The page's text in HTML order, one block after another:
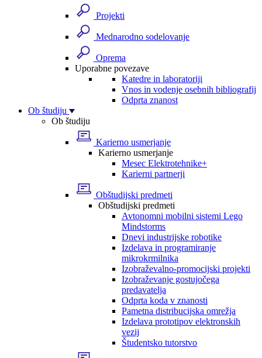
Projekti
Mednarodno sodelovanje
Oprema
Uporabne povezave
Katedre in laboratoriji
Vnos in vodenje osebnih bibliografij
Odprta znanost
Ob študiju
Ob študiju
Karierno usmerjanje
Karierno usmerjanje
Mesec Elektrotehnike+
Karierni partnerji
Obštudijski predmeti
Obštudijski predmeti
Avtonomni mobilni sistemi Lego
Mindstorms
Dnevi industrijske robotike
Izdelava in programiranje
mikrokrmilnika
Izobraževalno-promocijski projekti
Izobraževanje gostujočega
predavatelja
Odprta koda v znanosti
Pametna distribucijska omrežja
Izdelava prototipov elektronskih
vezij
Študentsko tutorstvo